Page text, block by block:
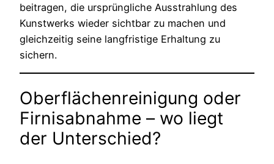
beitragen, die ursprüngliche Ausstrahlung des
Kunstwerks wieder sichtbar zu machen und
gleichzeitig seine langfristige Erhaltung zu
sichern.
Oberflächenreinigung oder
Firnisabnahme – wo liegt
der Unterschied?